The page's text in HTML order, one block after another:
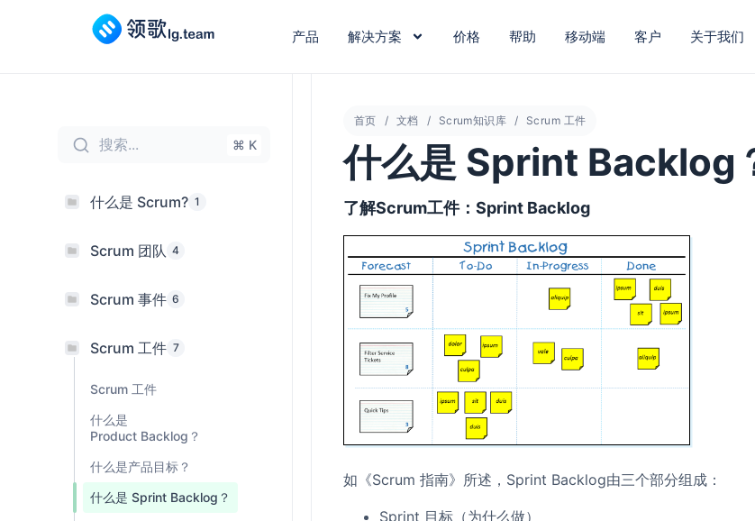
产品 解决方案 价格 帮助 移动端 客户 关于我们
搜索... ⌘ K
什么是 Scrum? 1
Scrum 团队 4
Scrum 事件 6
Scrum 工件 7
Scrum 工件
什么是
Product Backlog？
什么是产品目标？
什么是 Sprint Backlog？
首页 文档 Scrum知识库 Scrum 工件
什么是 Sprint Backlog
了解Scrum工件：Sprint Backlog
如《Scrum 指南》所述，Sprint Backlog由三个部分组成：
Sprint 目标（为什么做）